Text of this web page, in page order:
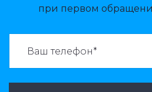
при первом